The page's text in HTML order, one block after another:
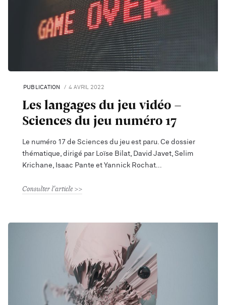
PUBLICATION 4 AVRIL 2022
Les langages du jeu vidéo -
Sciences du jeu numéro 17
Le numéro 17 de Sciences du jeu est paru. Ce dossier
thématique, dirigé par Loïse Bilat, David Javet, Selim
Krichane, Isaac Pante et Yannick Rochat
Consulter l'article